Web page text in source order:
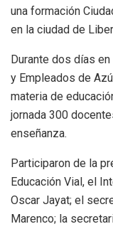
una formación
en la ciudad de
Durante dos días
y Empleados de
materia de
jornada 300
enseñanza.
Participaron de la
Educación Vial, el
Oscar Jayat; el
Marenco; la